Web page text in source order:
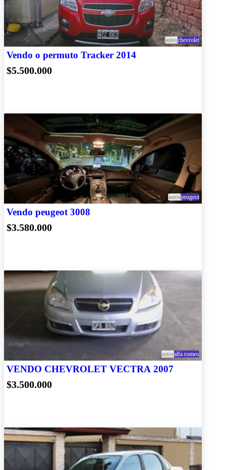
autoschevrolet
Vendo o permuto Tracker 2014
$5.500.000
autospeugeot
Vendo peugeot 3008
$3.580.000
autosalfa romeo
VENDO CHEVROLET VECTRA 2007
$3.500.000